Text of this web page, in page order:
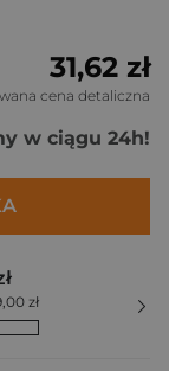
31,62 zł
cena detaliczna
w ciągu 24h!
zł